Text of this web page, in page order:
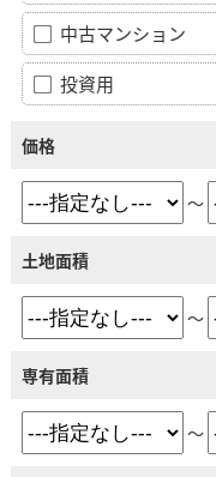
中古マンション
投資用
価格
～
土地面積
～
専有面積
～